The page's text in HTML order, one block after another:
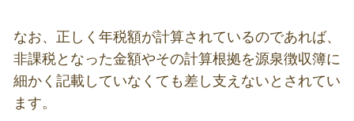
なお、正しく年税額が計算されているのであれば、
非課税となった金額やその計算根拠を源泉徴収簿に
細かく記載していなくても差し支えないとされてい
ます。